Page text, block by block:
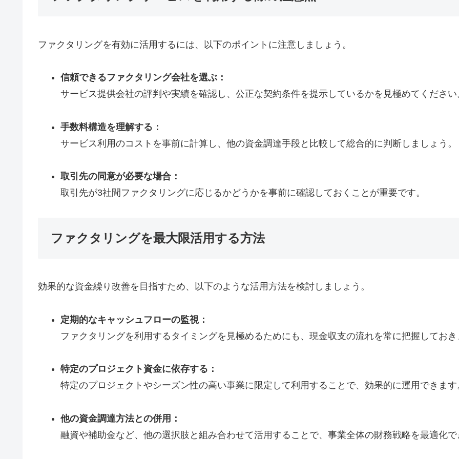
ファクタリングを有効に活用するには、以下のポイントに注意しましょう。
信頼できるファクタリング会社を選ぶ：
サービス提供会社の評判や実績を確認し、公正な契約条件を提示しているかを見極めてください
手数料構造を理解する：
サービス利用のコストを事前に計算し、他の資金調達手段と比較して総合的に判断しましょう。
取引先の同意が必要な場合：
取引先が3社間ファクタリングに応じるかどうかを事前に確認しておくことが重要です。
ファクタリングを最大限活用する方法
効果的な資金繰り改善を目指すため、以下のような活用方法を検討しましょう。
定期的なキャッシュフローの監視：
ファクタリングを利用するタイミングを見極めるためにも、現金収支の流れを常に把握してお
特定のプロジェクト資金に依存する：
特定のプロジェクトやシーズン性の高い事業に限定して利用することで、効果的に運用できます
他の資金調達方法との併用：
融資や補助金など、他の選択肢と組み合わせて活用することで、事業全体の財務戦略を最適化